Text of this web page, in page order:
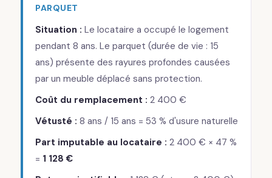
PARQUET
Situation : Le locataire a occupé le logement
pendant 8 ans. Le parquet (durée de vie : 15
ans) présente des rayures profondes causées
par un meuble déplacé sans protection.
Coût du remplacement : 2 400 €
Vétusté : 8 ans / 15 ans = 53 % d'usure naturelle
Part imputable au locataire : 2 400 € × 47 %
= 1 128 €